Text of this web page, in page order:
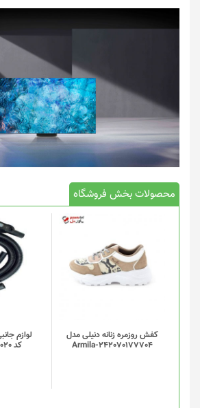
محصولات بخش فروشگاه
کفش روزمره زنانه دنیلی مدل
Armila-242070177704
لوازم
کد 0020 مجموعه 4 عددی